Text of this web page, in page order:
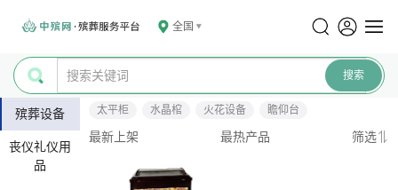
全国
殡葬设备
丧仪礼仪用
品
太平柜 水晶棺 火花设备 瞻仰台
最新上架 最热产品 筛选